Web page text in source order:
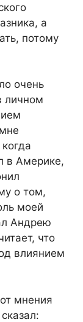
а
потому
очень
личном
в Америке,
о том,
моей
Андрею
что
влиянием
мнения